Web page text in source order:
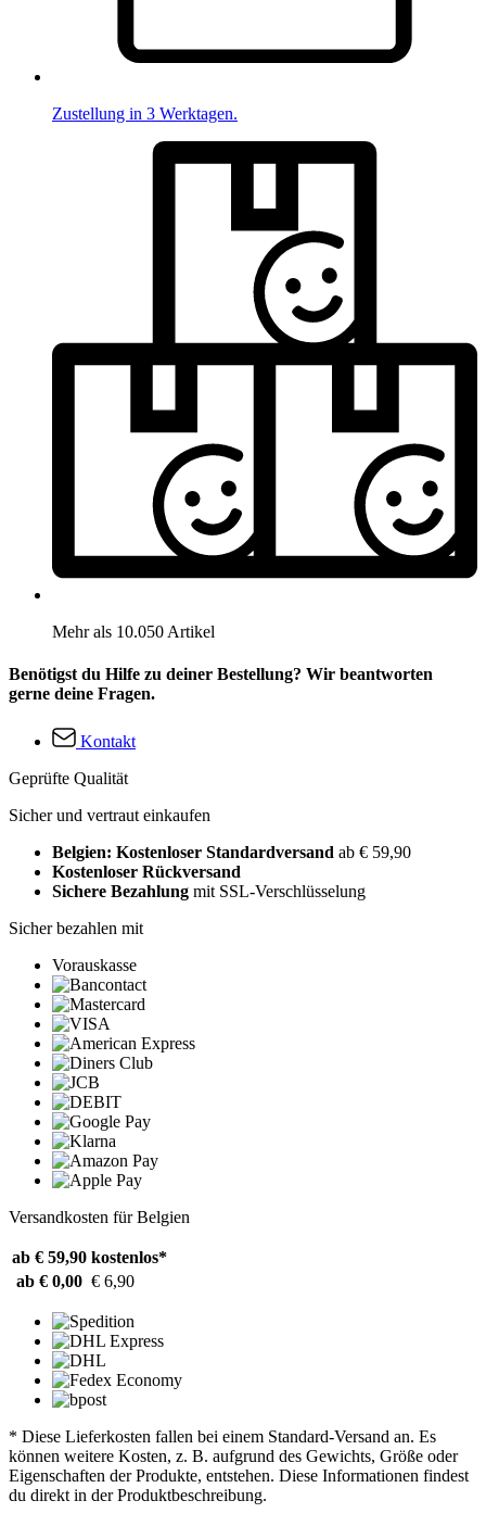
Zustellung in 3 Werktagen.
Mehr als 10.050 Artikel
Benötigst du Hilfe zu deiner Bestellung? Wir beantworten
gerne deine Fragen.
Kontakt
Geprüfte Qualität
Sicher und vertraut einkaufen
Belgien: Kostenloser Standardversand ab € 59,90
Kostenloser Rückversand
Sichere Bezahlung mit SSL-Verschlüsselung
Sicher bezahlen mit
Vorauskasse
Versandkosten für Belgien
ab € 59,90 kostenlos*
ab € 0,00 € 6,90
* Diese Lieferkosten fallen bei einem Standard-Versand an. Es
können weitere Kosten, z. B. aufgrund des Gewichts, Größe oder
Eigenschaften der Produkte, entstehen. Diese Informationen findest
du direkt in der Produktbeschreibung.